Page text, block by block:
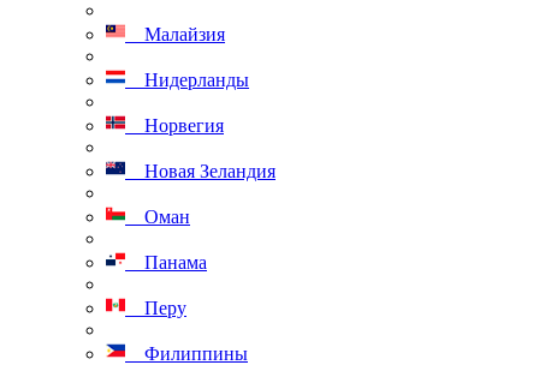
Малайзия
Нидерланды
Норвегия
Новая Зеландия
Оман
Панама
Перу
Филиппины